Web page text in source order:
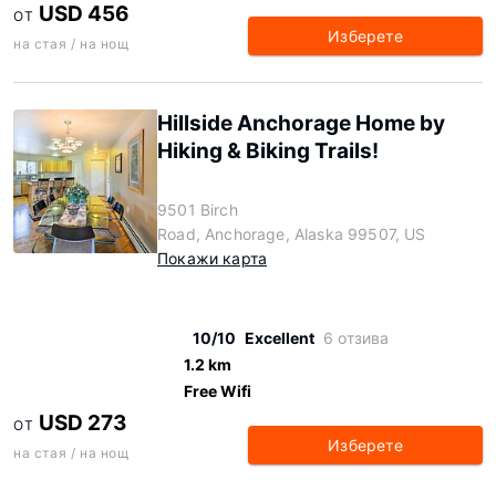
ОТ USD 456
на стая / на нощ Изберете
Hillside Anchorage Home by
Hiking & Biking Trails!
9501 Birch
Road, Anchorage, Alaska 99507, US
Покажи карта
10/10 Excellent 6 отзива
1.2 km
Free Wifi
ОТ USD 273
на стая / на нощ Изберете